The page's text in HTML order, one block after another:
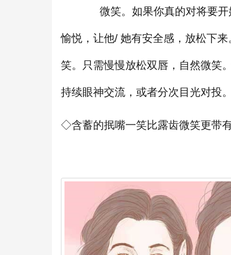
微笑。如果你真的对将要开始
愉悦，让他/ 她有安全感，放松下
笑。只需慢慢放松双唇，自然微笑
持续眼神交流，或者分次目光对投。
◇含蓄的抿嘴一笑比露齿微笑更带